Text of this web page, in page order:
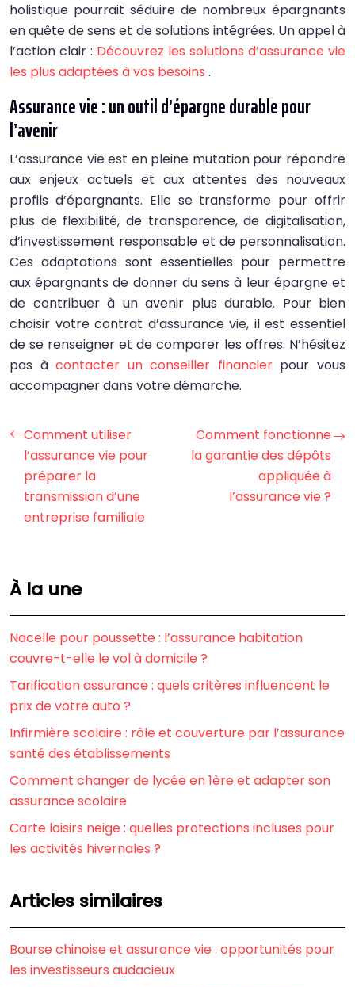
holistique pourrait séduire de nombreux épargnants
en quête de sens et de solutions intégrées. Un appel à
l’action clair : Découvrez les solutions d’assurance vie
les plus adaptées à vos besoins .
Assurance vie : un outil d’épargne durable pour
l’avenir
L’assurance vie est en pleine mutation pour répondre
aux enjeux actuels et aux attentes des nouveaux
profils d’épargnants. Elle se transforme pour offrir
plus de flexibilité, de transparence, de digitalisation,
d’investissement responsable et de personnalisation.
Ces adaptations sont essentielles pour permettre
aux épargnants de donner du sens à leur épargne et
de contribuer à un avenir plus durable. Pour bien
choisir votre contrat d’assurance vie, il est essentiel
de se renseigner et de comparer les offres. N’hésitez
pas àcontacter un conseiller financier pour vous
accompagner dans votre démarche.
Comment utiliser
l’assurance vie pour
préparer la
transmission d’une
entreprise familiale
Comment fonctionne
la garantie des dépôts
appliquée à
l’assurance vie ?
À la une
Nacelle pour poussette : l’assurance habitation
couvre-t-elle le vol à domicile ?
Tarification assurance : quels critères influencent le
prix de votre auto ?
Infirmière scolaire : rôle et couverture par l’assurance
santé des établissements
Comment changer de lycée en 1ère et adapter son
assurance scolaire
Carte loisirs neige : quelles protections incluses pour
les activités hivernales ?
Articles similaires
Bourse chinoise et assurance vie : opportunités pour
les investisseurs audacieux